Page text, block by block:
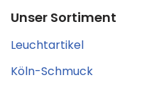
Unser Sortiment
Leuchtartikel
Köln-Schmuck